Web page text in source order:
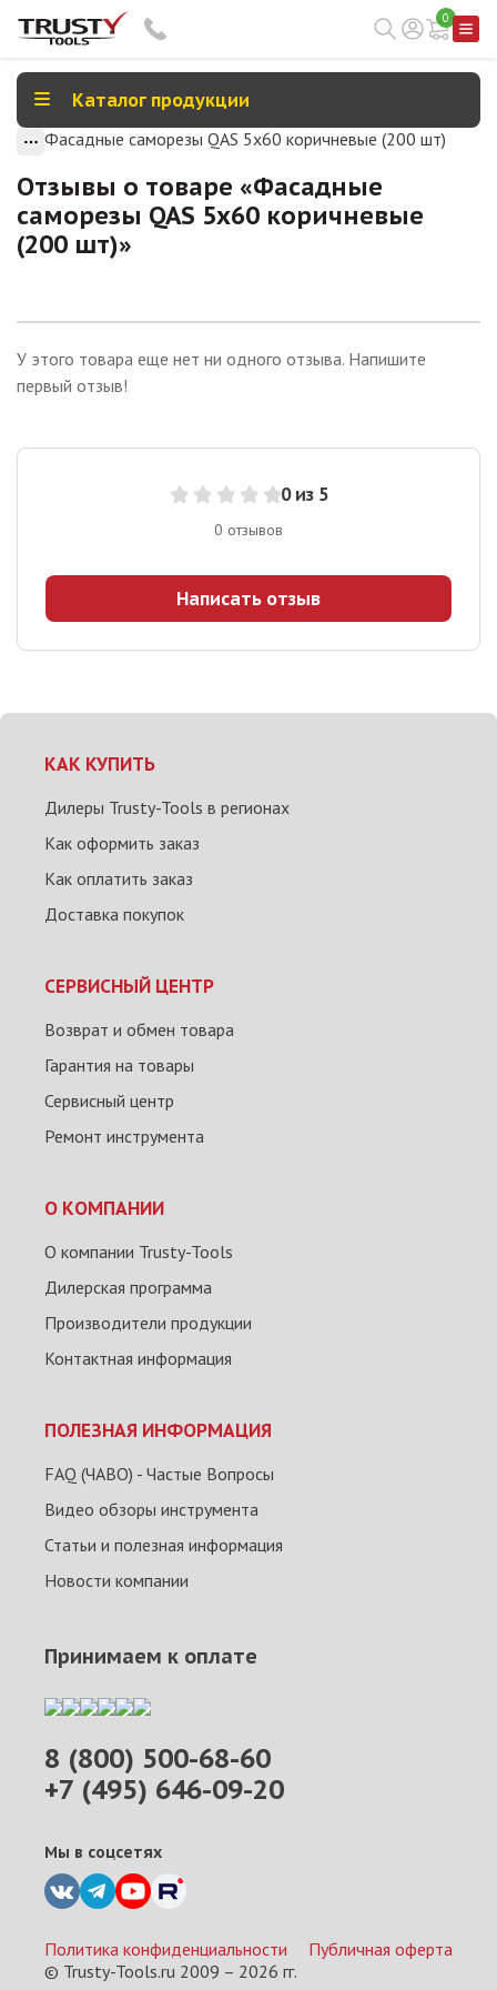
0
Каталог продукции
Фасадные саморезы QAS 5х60 коричневые (200 шт)
Отзывы о товаре «Фасадные
саморезы QAS 5х60 коричневые
(200 шт)»
0 из 5
0 отзывов
Написать отзыв
У этого товара еще нет ни одного отзыва. Напишите
первый отзыв!
КАК КУПИТЬ
Дилеры Trusty-Tools в регионах
Как оформить заказ
Как оплатить заказ
Доставка покупок
СЕРВИСНЫЙ ЦЕНТР
Возврат и обмен товара
Гарантия на товары
Сервисный центр
Ремонт инструмента
О КОМПАНИИ
О компании Trusty-Tools
Дилерская программа
Производители продукции
Контактная информация
ПОЛЕЗНАЯ ИНФОРМАЦИЯ
FAQ (ЧАВО) - Частые Вопросы
Видео обзоры инструмента
Статьи и полезная информация
Новости компании
8 (800) 500-68-60
+7 (495) 646-09-20
Мы в соцсетях
Принимаем к оплате
Политика конфиденциальности
Публичная оферта
© Trusty-Tools.ru 2009 – 2026 гг.